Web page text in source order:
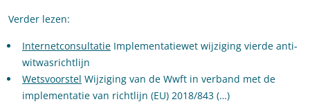
Verder lezen:
Internetconsultatie Implementatiewet wijziging vierde anti-
witwasrichtlijn
Wetsvoorstel Wijziging van de Wwft in verband met de
implementatie van richtlijn (EU) 2018/843 (…)